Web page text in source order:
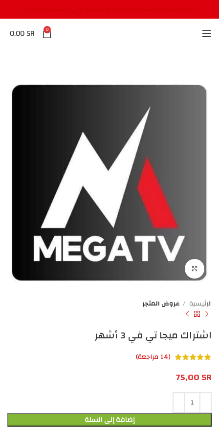
0
0,00SR
الرئيسية عروض المتجر
اشتراك ميجا تي في 3 أشهر
(
14مراجعة)
75,00SR
إضافة إلى السلة